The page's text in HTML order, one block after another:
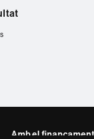
Amb el